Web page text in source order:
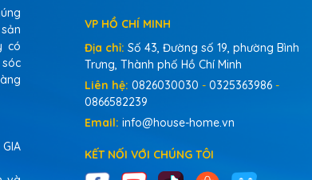
có
VP HỒ CHÍ MINH
Địa chỉ: Số 43, Đường số 19, phường Bình
Trưng, Thành phố Hồ Chí Minh
Liên hệ: 0826030030 - 0325363986 -
0866582239
Email: info@house-home.vn
KẾT NỐI VỚI CHÚNG TÔI